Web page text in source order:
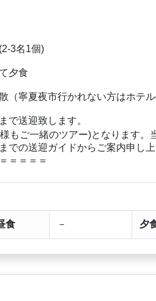
3名1個)
夕食
寧夏夜市行かれない方はホテル
で送迎致します。
もご一緒のツアー)となります。
での送迎ガイドからご案内申し上
＝＝＝＝
食 － 夕